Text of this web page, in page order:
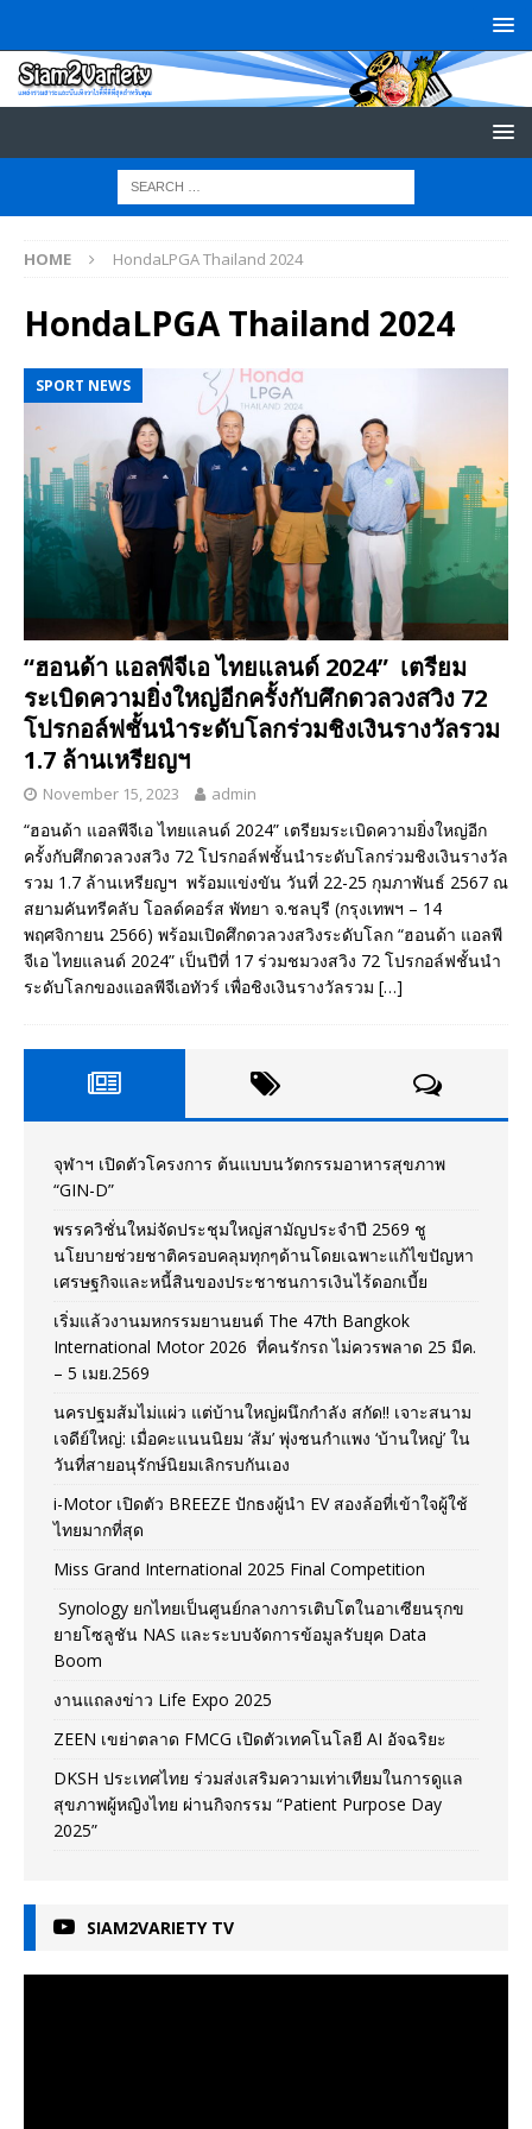
HOME HondaLPGA Thailand 2024
HondaLPGA Thailand 2024
SPORT NEWS
“ฮอนด้า แอลพีจีเอ ไทยแลนด์ 2024” เตรียม
ระเบิดความยิ่งใหญ่อีกครั้งกับศึกดวลวงสวิง 72
โปรกอล์ฟชั้นนำระดับโลกร่วมชิงเงินรางวัลรวม
1.7 ล้านเหรียญฯ
November 15, 2023 admin
“ฮอนด้า แอลพีจีเอ ไทยแลนด์ 2024” เตรียมระเบิดความยิ่งใหญ่อีก
ครั้งกับศึกดวลวงสวิง 72 โปรกอล์ฟชั้นนำระดับโลกร่วมชิงเงินรางวัล
รวม 1.7 ล้านเหรียญฯ พร้อมแข่งขัน วันที่ 22-25 กุมภาพันธ์ 2567 ณ
สยามคันทรีคลับ โอลด์คอร์ส พัทยา จ.ชลบุรี (กรุงเทพฯ – 14
พฤศจิกายน 2566) พร้อมเปิดศึกดวลวงสวิงระดับโลก “ฮอนด้า แอลพี
จีเอ ไทยแลนด์ 2024” เป็นปีที่ 17 ร่วมชมวงสวิง 72 โปรกอล์ฟชั้นนำ
ระดับโลกของแอลพีจีเอทัวร์ เพื่อชิงเงินรางวัลรวม […]
จุฬาฯ เปิดตัวโครงการ ต้นแบบนวัตกรรมอาหารสุขภาพ
“GIN-D”
พรรควิชั่นใหม่จัดประชุมใหญ่สามัญประจำปี 2569 ชู
นโยบายช่วยชาติครอบคลุมทุกๆด้านโดยเฉพาะแก้ไขปัญหา
เศรษฐกิจและหนี้สินของประชาชนการเงินไร้ดอกเบี้ย
เริ่มแล้วงานมหกรรมยานยนต์ The 47th Bangkok
International Motor 2026 ที่คนรักรถ ไม่ควรพลาด 25 มีค.
– 5 เมย.2569
นครปฐมส้มไม่แผ่ว แต่บ้านใหญ่ผนึกกำลัง สกัด!! เจาะสนาม
เจดีย์ใหญ่: เมื่อคะแนนนิยม ‘ส้ม’ พุ่งชนกำแพง ‘บ้านใหญ่’ ใน
วันที่สายอนุรักษ์นิยมเลิกรบกันเอง
i-Motor เปิดตัว BREEZE ปักธงผู้นำ EV สองล้อที่เข้าใจผู้ใช้
ไทยมากที่สุด
Miss Grand International 2025 Final Competition
Synology ยกไทยเป็นศูนย์กลางการเติบโตในอาเซียนรุกข
ยายโซลูชัน NAS และระบบจัดการข้อมูลรับยุค Data
Boom
งานแถลงข่าว Life Expo 2025
ZEEN เขย่าตลาด FMCG เปิดตัวเทคโนโลยี AI อัจฉริยะ
DKSH ประเทศไทย ร่วมส่งเสริมความเท่าเทียมในการดูแล
สุขภาพผู้หญิงไทย ผ่านกิจกรรม “Patient Purpose Day
2025”
SIAM2VARIETY TV